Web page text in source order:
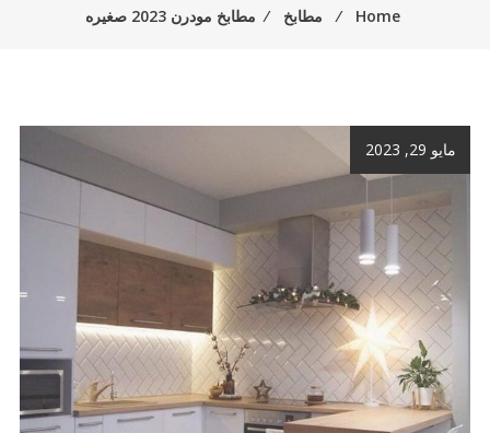
Home
⁄ مطابخ ⁄ مطابخ مودرن 2023 صغيره
مايو 29, 2023